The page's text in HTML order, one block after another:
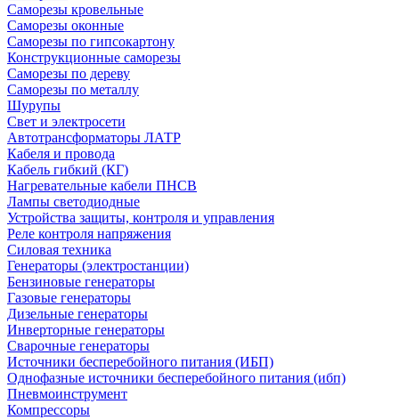
Саморезы кровельные
Саморезы оконные
Саморезы по гипсокартону
Конструкционные саморезы
Саморезы по дереву
Саморезы по металлу
Шурупы
Свет и электросети
Автотрансформаторы ЛАТР
Кабеля и провода
Кабель гибкий (КГ)
Нагревательные кабели ПНСВ
Лампы светодиодные
Устройства защиты, контроля и управления
Реле контроля напряжения
Силовая техника
Генераторы (электростанции)
Бензиновые генераторы
Газовые генераторы
Дизельные генераторы
Инверторные генераторы
Сварочные генераторы
Источники бесперебойного питания (ИБП)
Однофазные источники бесперебойного питания (ибп)
Пневмоинструмент
Компрессоры